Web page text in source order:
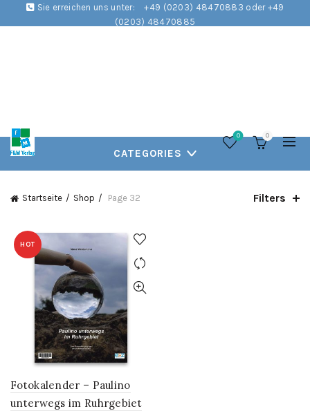
Sie erreichen uns unter:
+49 (0203) 48470883 oder +49
(0203) 48470885
0 0
CATEGORIES
Startseite Shop Page 32 Filters
HOT
Fotokalender – Paulino
unterwegs im Ruhrgebiet